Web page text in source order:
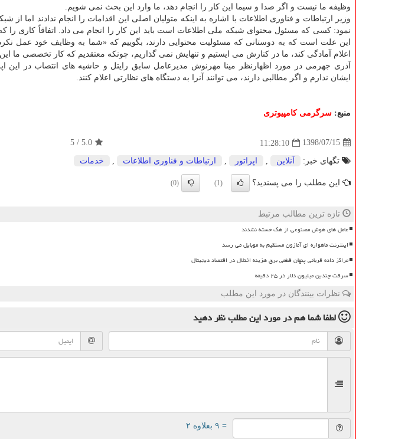
وظیفه ما نیست و اگر صدا و سیما این كار را انجام دهد، ما وارد این بحث نمی شویم.
وزیر ارتباطات و فناوری اطلاعات با اشاره به اینكه متولیان اصلی این اقدامات را انجام ندادند اما از
نمود: كسی كه مسئول محتوای شبكه ملی اطلاعات است باید این كار را انجام می داد. اتفاقاً كاری را
این علت است كه به دوستانی كه مسئولیت محتوایی دارند، بگوییم كه «شما به وظایف خود عمل
اعلام آمادگی كند، ما در كنارش می ایستیم و تنهایش نمی گذاریم، چونكه معتقدیم كه كار تخصصی ما
آذری جهرمی در مورد اظهارنظر مینا مهرنوش مدیرعامل سابق رایتل و حاشیه های انتصاب در این
ایشان ندارم و اگر مطالبی دارند، می توانند آنرا به دستگاه های نظارتی اعلام كنند.
منبع: سرگرمی كامپیوتری
1398/07/15
11:28:10
5.0
/
5
تگهای خبر: آنلاین اپراتور ارتباطات و فناوری اطلاعات خدمات
این مطلب را می پسندید؟ (1)
(0)
تازه ترین مطالب مرتبط
عامل های هوش مصنوعی از هک خسته نشدند
اینترنت ماهواره ای آمازون مستقیم به موبایل می رسد
مراکز داده قربانی پنهان قطعی برق هزینه اختلال در اقتصاد دیجیتال
سرقت چندین میلیون دلار در ۲۵ دقیقه
نظرات بینندگان در مورد این مطلب
لطفا شما همدر مورد این مطلبنظر دهید
= ۹ بعلاوه ۲